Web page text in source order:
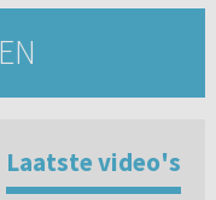
Laatste video's